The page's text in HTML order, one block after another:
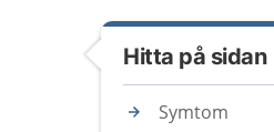
Hitta på sidan
Symtom